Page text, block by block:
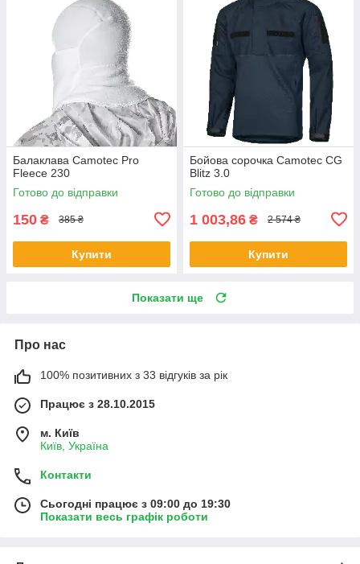
Балаклава Camotec Pro
Fleece 230
Готово до відправки
150 ₴ 385 ₴
Купити
Бойова сорочка Camotec CG
Blitz 3.0
Готово до відправки
1 003,86 ₴ 2 574 ₴
Купити
Показати ще
Про нас
100% позитивних з 33 відгуків за рік
Працює з 28.10.2015
м. Київ
Київ, Україна
Контакти
Сьогодні працює з 09:00 до 19:30
Показати весь графік роботи